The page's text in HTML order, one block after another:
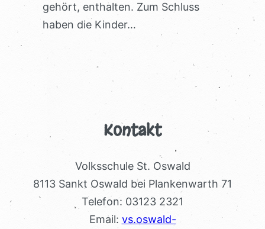
gehört, enthalten. Zum Schluss
haben die Kinder…
Kontakt
Volksschule St. Oswald
8113 Sankt Oswald bei Plankenwarth 71
Telefon: 03123 2321
Email: vs.oswald-